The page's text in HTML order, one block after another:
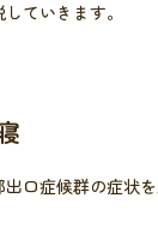
ていきます。
出口症候群の症状